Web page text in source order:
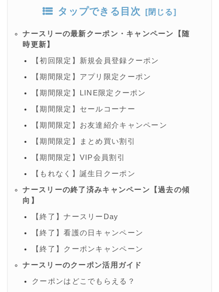
タップできる目次
ナースリーの最新クーポン・キャンペーン【随
時更新】
【初回限定】新規会員登録クーポン
【期間限定】アプリ限定クーポン
【期間限定】LINE限定クーポン
【期間限定】セールコーナー
【期間限定】お友達紹介キャンペーン
【期間限定】まとめ買い割引
【期間限定】VIP会員割引
【もれなく】誕生日クーポン
ナースリーの終了済みキャンペーン【過去の傾
向】
【終了】ナースリーDay
【終了】看護の日キャンペーン
【終了】クーポンキャンペーン
ナースリーのクーポン活用ガイド
クーポンはどこでもらえる？